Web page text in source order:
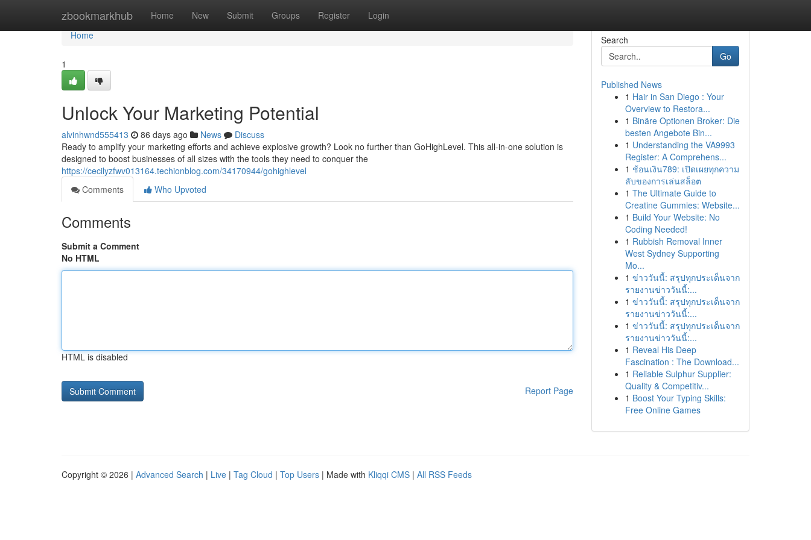
zbookmarkhub Home New Submit Groups Register Login
Home
Home
1
Unlock Your Marketing Potential
alvinhwnd555413 86 days ago News
Discuss
Ready to amplify your marketing efforts and achieve explosive growth? Look no further than GoHighLevel. This all-in-one solution is
designed to boost businesses of all sizes with the tools they need to conquer the
https://cecilyzfwv013164.techionblog.com/34170944/gohighlevel
Comments
Who Upvoted
Comments
Submit a Comment
No HTML
HTML is disabled
Report Page
Search
Go
Published News
1 Hair in San Diego : Your
Overview to Restora...
1 Binäre Optionen Broker: Die
besten Angebote Bin...
1 Understanding the VA9993
Register: A Comprehens...
1 ช้อนเงิน789: เปิดเผยทุกความ
ลับของการเล่นสล็อต
1 The Ultimate Guide to
Creatine Gummies: Website...
1 Build Your Website: No
Coding Needed!
1 Rubbish Removal Inner
West Sydney Supporting
Mo...
1 ข่าววันนี้: สรุปทุกประเด็นจาก
รายงานข่าววันนี้:...
1 ข่าววันนี้: สรุปทุกประเด็นจาก
รายงานข่าววันนี้:...
1 ข่าววันนี้: สรุปทุกประเด็นจาก
รายงานข่าววันนี้:...
1 Reveal His Deep
Fascination : The Download...
1 Reliable Sulphur Supplier:
Quality & Competitiv...
1 Boost Your Typing Skills:
Free Online Games
Copyright © 2026 | Advanced Search | Live | Tag Cloud | Top Users | Made with Kliqqi CMS | All RSS Feeds